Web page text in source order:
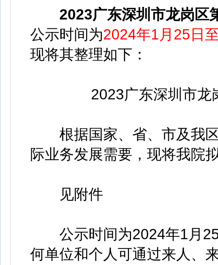
2023广东深圳市龙岗区
公示时间为2024年1月25日
现将其整理如下：
2023广东深圳市龙
根据国家、省、市及我区
际业务发展需要，现将我院
见附件
公示时间为2024年1月25
何单位和个人可通过来人、